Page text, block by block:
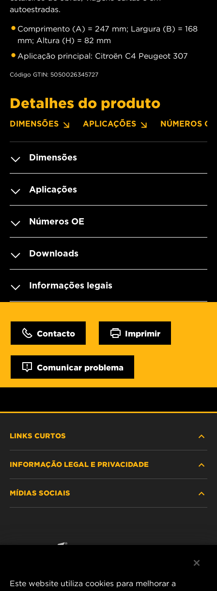
autoestradas.
Comprimento (A) = 247 mm; Largura (B) = 168
mm; Altura (H) = 82 mm
Aplicação principal: Citroën C4 Peugeot 307
Código GTIN: 5050026345727
Detalhes do produto
DIMENSÕES APLICAÇÕES NÚMEROS OE
Dimensões
Aplicações
Números OE
Downloads
Informações legais
Contacto Imprimir
Comunicar problema
LINKS CURTOS
PROCURE O FILTRO
ONDE COMPRAR
CONTACTE NOS
INFORMAÇÃO LEGAL E PRIVACIDADE
MÍDIAS SOCIAIS
Este website utiliza cookies para melhorar a